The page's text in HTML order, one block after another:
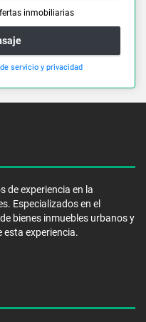
inmobiliarias
servicio y privacidad
de experiencia en la
Especializados en el
bienes inmuebles urbanos y
esta experiencia.